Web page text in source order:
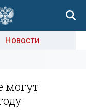
Новости
могут